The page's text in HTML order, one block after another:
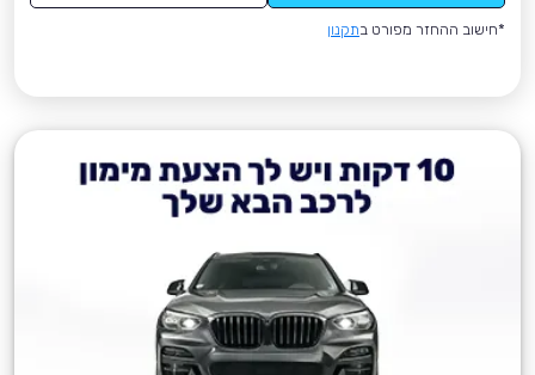
*חישוב ההחזר מפורט בתקנון